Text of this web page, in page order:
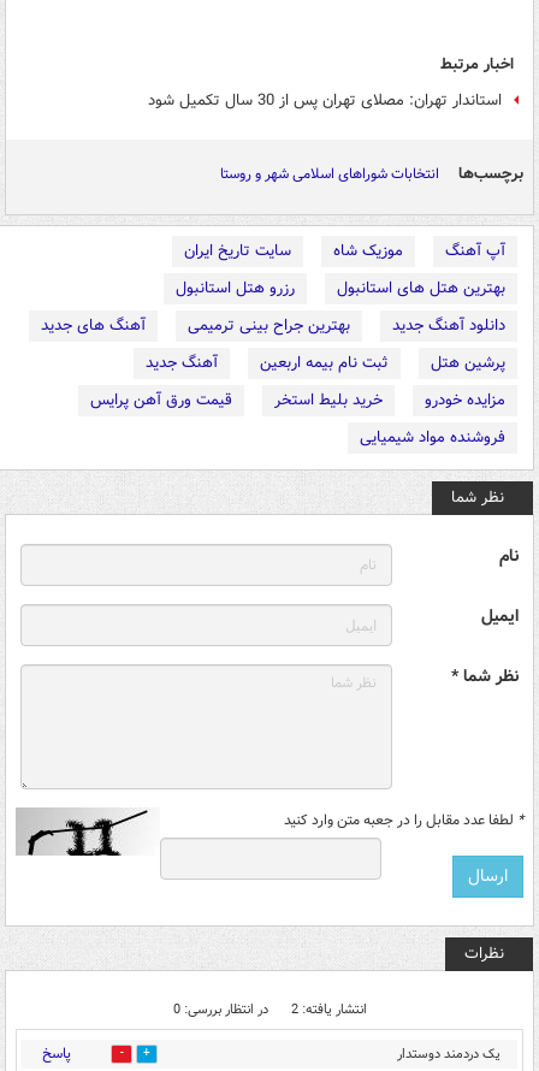
اخبار مرتبط
استاندار تهران: مصلای تهران پس از 30 سال تکمیل شود
برچسب‌ها انتخابات شوراهای اسلامی شهر و روستا
آپ آهنگ موزیک شاه
سایت تاریخ ایران
بهترین هتل های استانبول
رزرو هتل استانبول
دانلود آهنگ جدید
بهترین جراح بینی ترمیمی
آهنگ های جدید
پرشین هتل
ثبت نام بیمه اربعین
آهنگ جدید
مزایده خودرو
خرید بلیط استخر
قیمت ورق آهن پرایس
فروشنده مواد شیمیایی
نظر شما
نام
ایمیل
نظر شما *
* لطفا عدد مقابل را در جعبه متن وارد کنید
نظرات
انتشار یافته: 2 در انتظار بررسی: 0
یک دردمند دوستدار
2 پاسخ